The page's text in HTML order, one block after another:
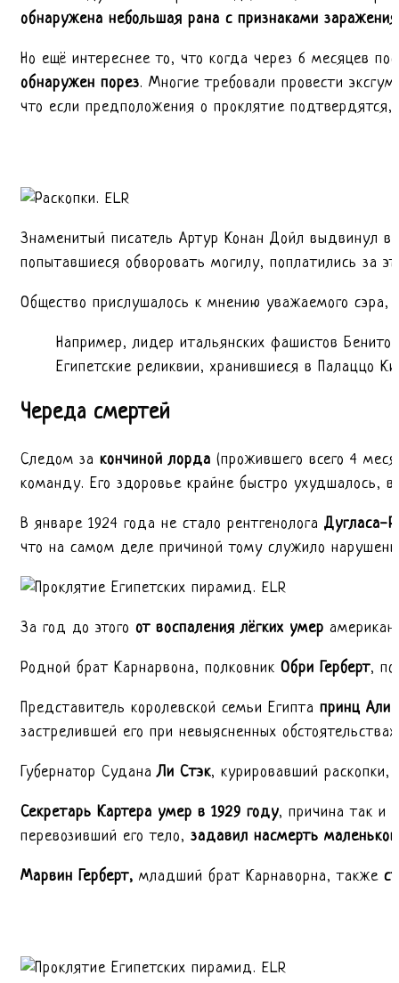
обнаружена небольшая рана с признаками заражения
Но ещё интереснее то, что когда через 6 месяцев
обнаружен порез. Многие требовали провести
что если предположения о проклятие
Знаменитый писатель Артур Конан Дойл выдвинул
попытавшиеся обворовать могилу, поплатились за
Общество прислушалось к мнению уважаемого сэра,
Например, лидер итальянских фашистов
Египетские реликвии, хранившиеся в Палаццо
Череда смертей
Следом за кончиной лорда (прожившего всего 4
команду. Его здоровье крайне быстро ухудшалось,
В январе 1924 года не стало рентгенолога Дугласа-
что на самом деле причиной тому служило
За год до этого от воспаления лёгких умер
Родной брат Карнарвона, полковник Обри Герберт,
Представитель королевской семьи Египта принц Али
застрелившей его при невыясненных
Губернатор СуданаЛи Стэк, курировавший раскопки,
Секретарь Картера умер в 1929 году, причина так и
перевозивший его тело, задавил насмерть
Марвин Герберт, младший брат Карнаворна, также